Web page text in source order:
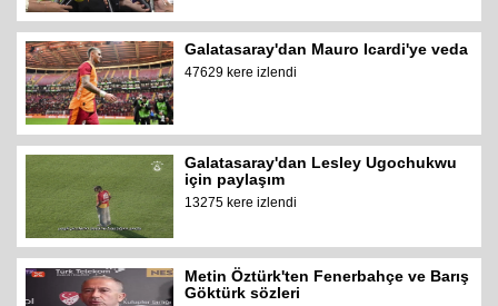
Galatasaray'dan Mauro Icardi'ye veda
47629 kere izlendi
Galatasaray'dan Lesley Ugochukwu
için paylaşım
13275 kere izlendi
Metin Öztürk'ten Fenerbahçe ve Barış
Göktürk sözleri